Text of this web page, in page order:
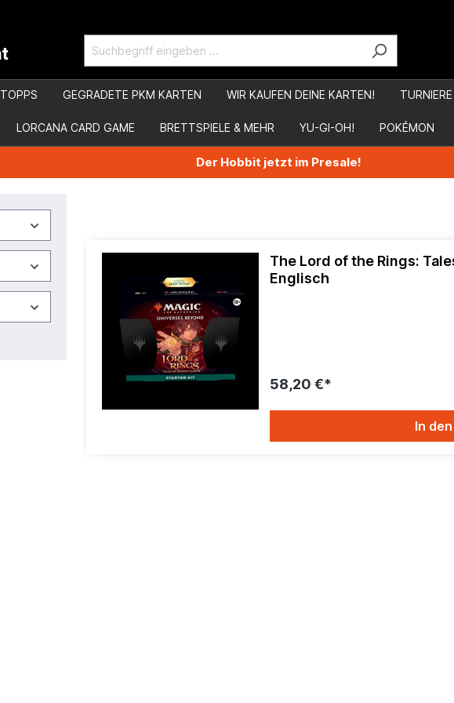
TOPPS GEGRADETE PKM KARTEN WIR KAUFEN DEINE KARTEN!
LORCANA CARD GAME BRETTSPIELE & MEHR YU-GI-OH! POKÉMON
Der Hobbit jetzt im Presale!
The Lord of the Rings:
Englisch
58,20 €*
In